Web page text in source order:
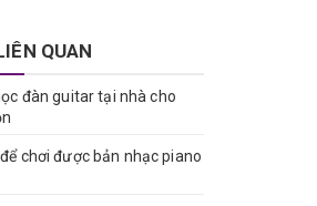
QUAN
đàn guitar tại nhà cho
chơi được bản nhạc piano